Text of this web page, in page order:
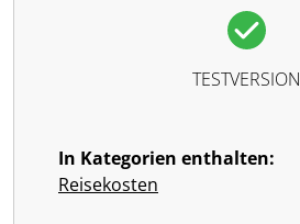
TESTVERSION
In Kategorien enthalten:
Reisekosten